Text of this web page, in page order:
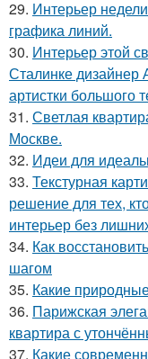
29. Интерьер
графика линий.
30. Интерьер этой
Сталинке дизайнер
артистки большого
31. Светлая
Москве.
32. Идеи для
33. Текстурная
решение для тех,
интерьер без
34. Как
шагом
35. Какие
36. Парижская
квартира с
37. Какие